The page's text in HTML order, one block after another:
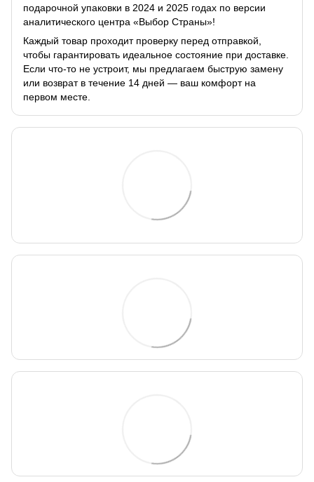
подарочной упаковки в 2024 и 2025 годах по версии
аналитического центра «Выбор Страны»!
Каждый товар проходит проверку перед отправкой,
чтобы гарантировать идеальное состояние при доставке.
Если что-то не устроит, мы предлагаем быструю замену
или возврат в течение 14 дней — ваш комфорт на
первом месте.